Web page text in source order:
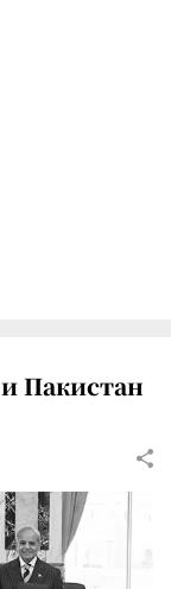
Пакистан